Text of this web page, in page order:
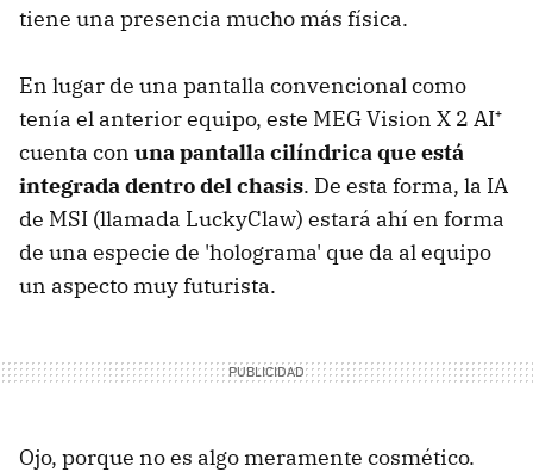
tiene una presencia mucho más física.
En lugar de una pantalla convencional como
tenía el anterior equipo, este MEG Vision X 2 AI⁺
cuenta con una pantalla cilíndrica que está
integrada dentro del chasis. De esta forma, la IA
de MSI (llamada LuckyClaw) estará ahí en forma
de una especie de 'holograma' que da al equipo
un aspecto muy futurista.
Ojo, porque no es algo meramente cosmético.